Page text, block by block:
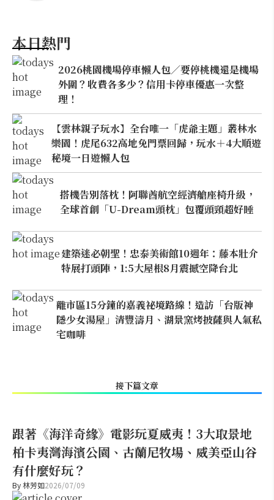
本日熱門
2026桃園機場停車懶人包／要停桃機還是機場
外圍？收費各多少？信用卡停車優惠一次整
理！
【雲林親子玩水】全台唯一「虎爺主題」叢林水
樂園！虎尾632高地免門票回歸，玩水＋4大順遊
秘境一日遊懶人包
搭機告別落枕！阿聯酋航空經濟艙座椅升級，
全球首創「U-Dream頭枕」包覆頭頸超好睡
建築迷必朝聖！忠泰美術館10週年：藤本壯介
特展打頭陣，1:5大屋根8月震撼空降台北
離市區15分鐘的嘉義祕境路線！造訪「台版神
隱少女湯屋」清豐濤月、湖景窯烤披薩與人氣私
宅咖啡
接下篇文章
跟著《海洋奇緣》電影玩夏威夷！3大取景地
柏卡夷灣海濱公園、古蘭尼牧場、威美亞山谷
有什麼好玩？
By林芳如2026/07/09